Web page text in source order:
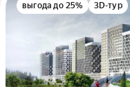
выгода до 25% 3D-тур